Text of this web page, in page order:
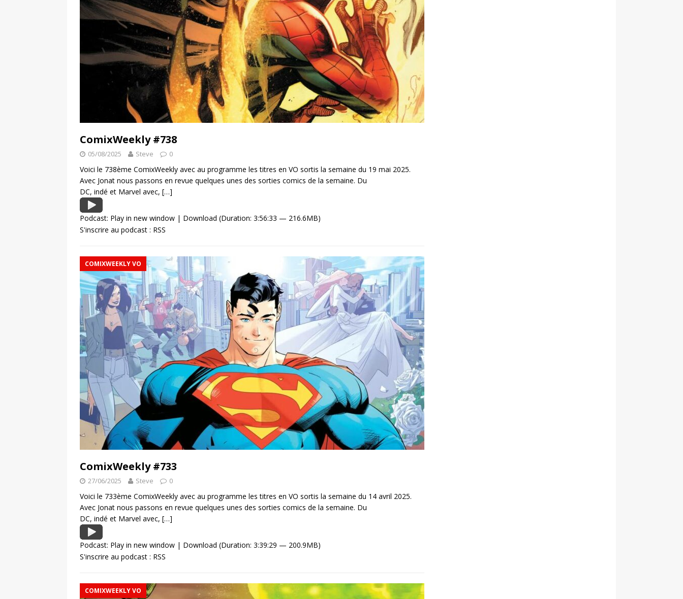
ComixWeekly #738
05/08/2025 Steve 0
Voici le 738ème ComixWeekly avec au programme les titres en VO sortis la semaine du 19 mai 2025.
Avec Jonat nous passons en revue quelques unes des sorties comics de la semaine. Du
DC, indé et Marvel avec, […]
Podcast: Play in new window | Download (Duration: 3:56:33 — 216.6MB)
S'inscrire au podcast : RSS
COMIXWEEKLY VO
ComixWeekly #733
27/06/2025 Steve 0
Voici le 733ème ComixWeekly avec au programme les titres en VO sortis la semaine du 14 avril 2025.
Avec Jonat nous passons en revue quelques unes des sorties comics de la semaine. Du
DC, indé et Marvel avec, […]
Podcast: Play in new window | Download (Duration: 3:39:29 — 200.9MB)
S'inscrire au podcast : RSS
COMIXWEEKLY VO